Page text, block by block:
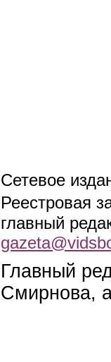
Сетевое
Реестровая
главный
Главный
Смирнова,